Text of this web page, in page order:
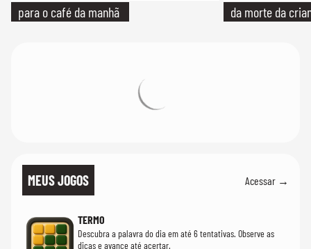
para o café da manhã
da morte da
MEUS JOGOS Acessar →
TERMO
Descubra a palavra do dia em até 6 tentativas. Observe as
dicas e avance até acertar.